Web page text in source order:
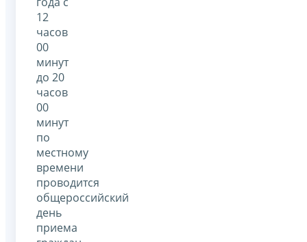
12
часов
00
минут
до 20
часов
00
минут
по
местному
времени
проводится
общероссийский
день
приема